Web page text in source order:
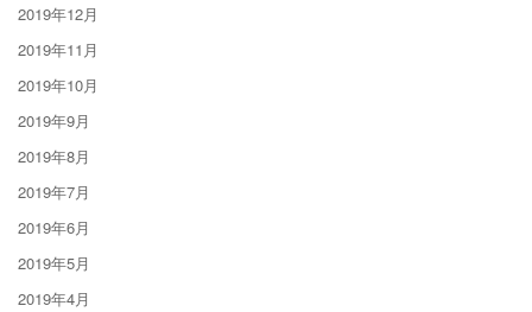
2019年12月
2019年11月
2019年10月
2019年9月
2019年8月
2019年7月
2019年6月
2019年5月
2019年4月